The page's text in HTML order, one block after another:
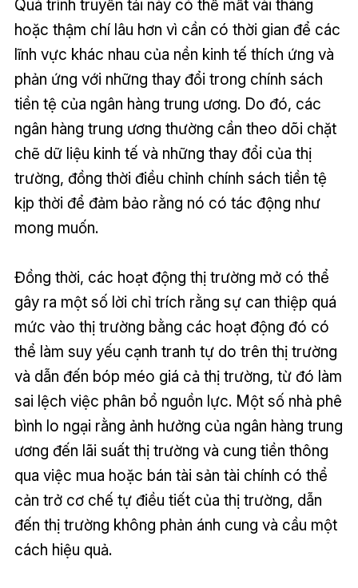
Quá trình truyền tải này có thể mất vài tháng
hoặc thậm chí lâu hơn vì cần có thời gian để các
lĩnh vực khác nhau của nền kinh tế thích ứng và
phản ứng với những thay đổi trong chính sách
tiền tệ của ngân hàng trung ương. Do đó, các
ngân hàng trung ương thường cần theo dõi chặt
chẽ dữ liệu kinh tế và những thay đổi của thị
trường, đồng thời điều chỉnh chính sách tiền tệ
kịp thời để đảm bảo rằng nó có tác động như
mong muốn.
Đồng thời, các hoạt động thị trường mở có thể
gây ra một số lời chỉ trích rằng sự can thiệp quá
mức vào thị trường bằng các hoạt động đó có
thể làm suy yếu cạnh tranh tự do trên thị trường
và dẫn đến bóp méo giá cả thị trường, từ đó làm
sai lệch việc phân bổ nguồn lực. Một số nhà phê
bình lo ngại rằng ảnh hưởng của ngân hàng trung
ương đến lãi suất thị trường và cung tiền thông
qua việc mua hoặc bán tài sản tài chính có thể
cản trở cơ chế tự điều tiết của thị trường, dẫn
đến thị trường không phản ánh cung và cầu một
cách hiệu quả.